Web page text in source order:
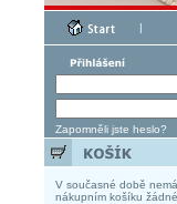
|
Zapomněli jste heslo?
V současné době
nákupním košíku